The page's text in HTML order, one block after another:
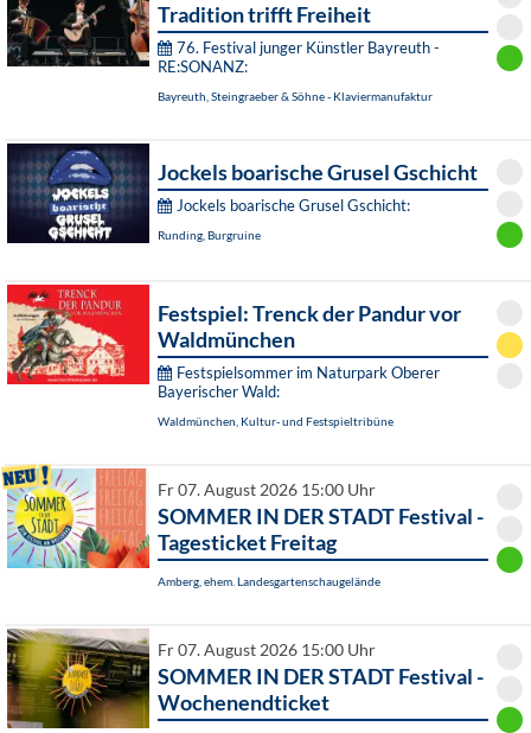
Tradition trifft Freiheit
76. Festival junger Künstler Bayreuth -
RE:SONANZ:
Bayreuth, Steingraeber & Söhne - Klaviermanufaktur
Jockels boarische Grusel Gschicht
Jockels boarische Grusel Gschicht:
Runding, Burgruine
Festspiel: Trenck der Pandur vor
Waldmünchen
Festspielsommer im Naturpark Oberer
Bayerischer Wald:
Waldmünchen, Kultur- und Festspieltribüne
Fr 07. August 2026 15:00 Uhr
SOMMER IN DER STADT Festival -
Tagesticket Freitag
Amberg, ehem. Landesgartenschaugelände
Fr 07. August 2026 15:00 Uhr
SOMMER IN DER STADT Festival -
Wochenendticket